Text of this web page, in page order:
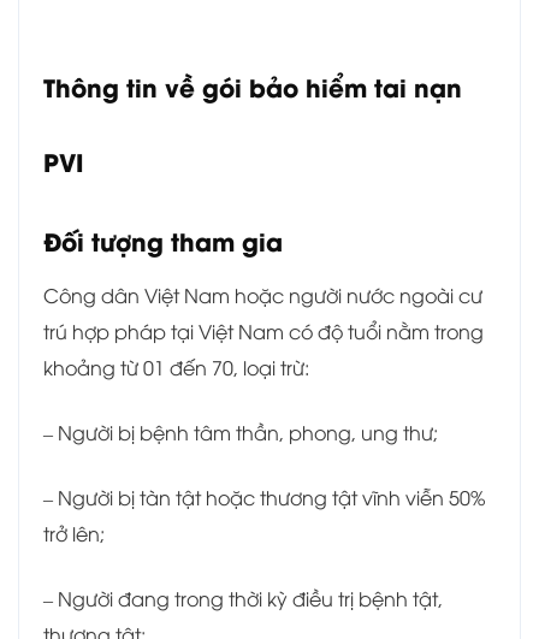
Thông tin về gói bảo hiểm tai nạn
PVI
Đối tượng tham gia
Công dân Việt Nam hoặc người nước ngoài cư
trú hợp pháp tại Việt Nam có độ tuổi nằm trong
khoảng từ 01 đến 70, loại trừ:
– Người bị bệnh tâm thần, phong, ung thư;
– Người bị tàn tật hoặc thương tật vĩnh viễn 50%
trở lên;
– Người đang trong thời kỳ điều trị bệnh tật,